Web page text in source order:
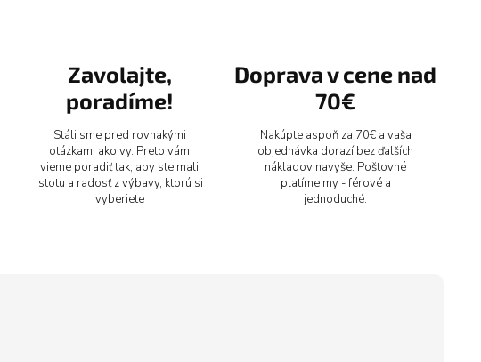
Zavolajte,
poradíme!
Stáli sme pred rovnakými
otázkami ako vy. Preto vám
vieme poradiť tak, aby ste mali
istotu a radosť z výbavy, ktorú si
vyberiete
Doprava v cene nad
70€
Nakúpte aspoň za 70€ a vaša
objednávka dorazí bez ďalších
nákladov navyše. Poštovné
platíme my - férové a
jednoduché.